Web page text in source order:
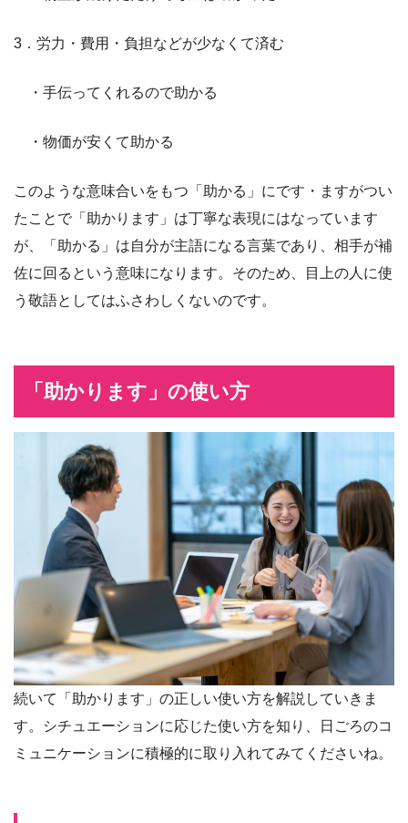
3．労力・費用・負担などが少なくて済む
・手伝ってくれるので助かる
・物価が安くて助かる
このような意味合いをもつ「助かる」にです・ますがつい
たことで「助かります」は丁寧な表現にはなっています
が、「助かる」は自分が主語になる言葉であり、相手が補
佐に回るという意味になります。そのため、目上の人に使
う敬語としてはふさわしくないのです。
「助かります」の使い方
続いて「助かります」の正しい使い方を解説していきま
す。シチュエーションに応じた使い方を知り、日ごろのコ
ミュニケーションに積極的に取り入れてみてくださいね。